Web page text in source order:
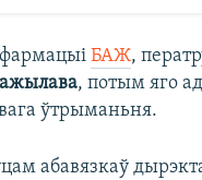
БАЖ,
, потым яго
ўтрыманьня.
абавязкаў